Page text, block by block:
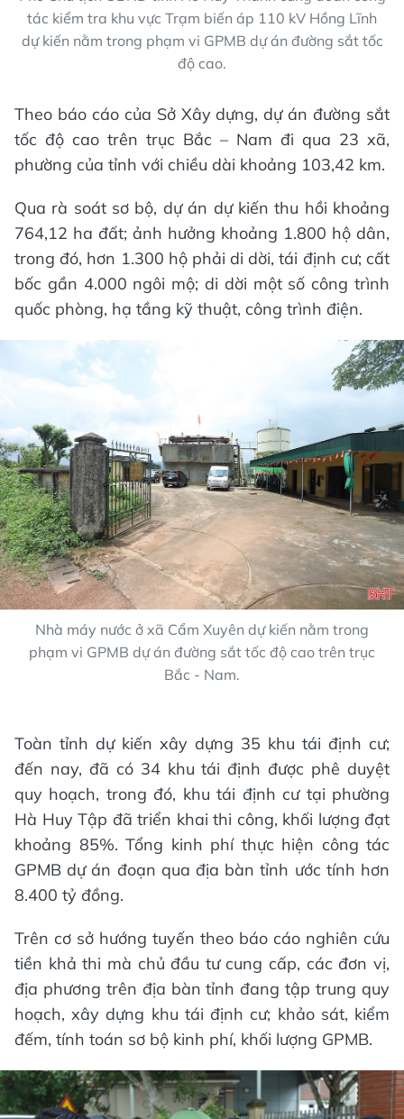
tác kiểm tra khu vực Trạm biến áp 110 kV Hồng Lĩnh
dự kiến nằm trong phạm vi GPMB dự án đường sắt tốc
độ cao.
Theo báo cáo của Sở Xây dựng, dự án đường sắt
tốc độ cao trên trục Bắc – Nam đi qua 23 xã,
phường của tỉnh với chiều dài khoảng 103,42 km.
Qua rà soát sơ bộ, dự án dự kiến thu hồi khoảng
764,12 ha đất; ảnh hưởng khoảng 1.800 hộ dân,
trong đó, hơn 1.300 hộ phải di dời, tái định cư; cất
bốc gần 4.000 ngôi mộ; di dời một số công trình
quốc phòng, hạ tầng kỹ thuật, công trình điện.
Nhà máy nước ở xã Cẩm Xuyên dự kiến nằm trong
phạm vi GPMB dự án đường sắt tốc độ cao trên trục
Bắc - Nam.
Toàn tỉnh dự kiến xây dựng 35 khu tái định cư;
đến nay, đã có 34 khu tái định được phê duyệt
quy hoạch, trong đó, khu tái định cư tại phường
Hà Huy Tập đã triển khai thi công, khối lượng đạt
khoảng 85%. Tổng kinh phí thực hiện công tác
GPMB dự án đoạn qua địa bàn tỉnh ước tính hơn
8.400 tỷ đồng.
Trên cơ sở hướng tuyến theo báo cáo nghiên cứu
tiền khả thi mà chủ đầu tư cung cấp, các đơn vị,
địa phương trên địa bàn tỉnh đang tập trung quy
hoạch, xây dựng khu tái định cư; khảo sát, kiểm
đếm, tính toán sơ bộ kinh phí, khối lượng GPMB.